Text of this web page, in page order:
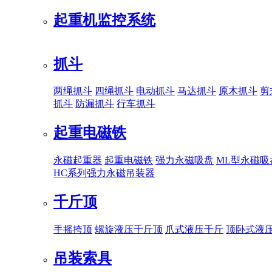
起重机监控系统
抓斗
两绳抓斗 四绳抓斗 电动抓斗 马达抓斗 原木抓斗 剪
抓斗 防漏抓斗 行车抓斗
起重电磁铁
永磁起重器 起重电磁铁 强力永磁吸盘 ML型永磁吸
HC系列强力永磁吊装器
千斤顶
手摇挎顶 螺旋液压千斤顶 爪式液压千斤 顶卧式液
吊装索具